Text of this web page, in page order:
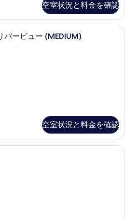
空室状況と料金を確認
セーフティボックス (室内)、デスク
バービュー (MEDIUM)
空室状況と料金を確認
ツインルーム (SMART) | セーフティ